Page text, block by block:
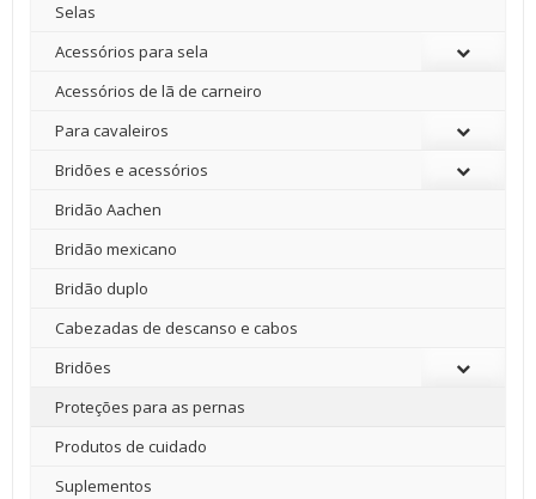
Selas
Acessórios para sela
Acessórios de lã de carneiro
Para cavaleiros
Bridões e acessórios
Bridão Aachen
Bridão mexicano
Bridão duplo
Cabezadas de descanso e cabos
Bridões
Proteções para as pernas
Produtos de cuidado
Suplementos